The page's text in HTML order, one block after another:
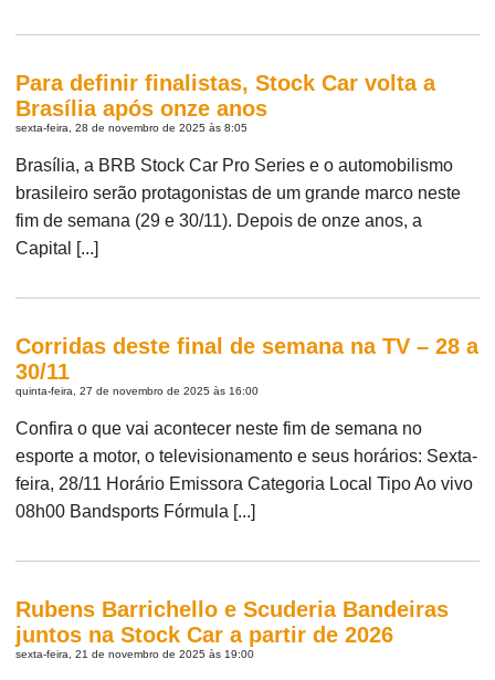
Para definir finalistas, Stock Car volta a
Brasília após onze anos
sexta-feira, 28 de novembro de 2025 às 8:05
Brasília, a BRB Stock Car Pro Series e o automobilismo
brasileiro serão protagonistas de um grande marco neste
fim de semana (29 e 30/11). Depois de onze anos, a
Capital [...]
Corridas deste final de semana na TV – 28 a
30/11
quinta-feira, 27 de novembro de 2025 às 16:00
Confira o que vai acontecer neste fim de semana no
esporte a motor, o televisionamento e seus horários: Sexta-
feira, 28/11 Horário Emissora Categoria Local Tipo Ao vivo
08h00 Bandsports Fórmula [...]
Rubens Barrichello e Scuderia Bandeiras
juntos na Stock Car a partir de 2026
sexta-feira, 21 de novembro de 2025 às 19:00